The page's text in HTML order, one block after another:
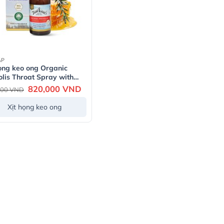
keo ong Organic
Throat Spray with
Honey MG550+
VND Giá
920,000 VND.
820,000 VNDGiá
Xịt họng keo ong